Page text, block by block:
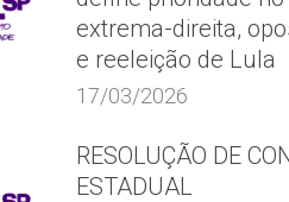
extrema-direita,
e reeleição de Lula
17/03/2026
RESOLUÇÃO DE
ESTADUAL